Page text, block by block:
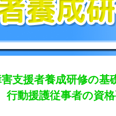
支援者養成研修の基
行動援護従事者の資